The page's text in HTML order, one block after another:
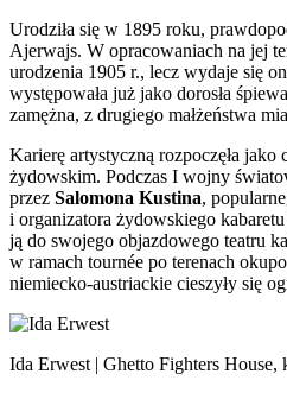
Urodziła się w 1895 roku,
Ajerwajs. W opracowaniach na jej
urodzenia 1905 r., lecz wydaje się
występowała już jako dorosła
zamężna, z drugiego małżeństwa
Karierę artystyczną rozpoczęła jako
żydowskim. Podczas I wojny
przez Salomona Kustina,
i organizatora żydowskiego
ją do swojego objazdowego teatru
w ramach tournée po terenach
niemiecko-austriackie cieszyły się
Ida Erwest | Ghetto Fighters House,